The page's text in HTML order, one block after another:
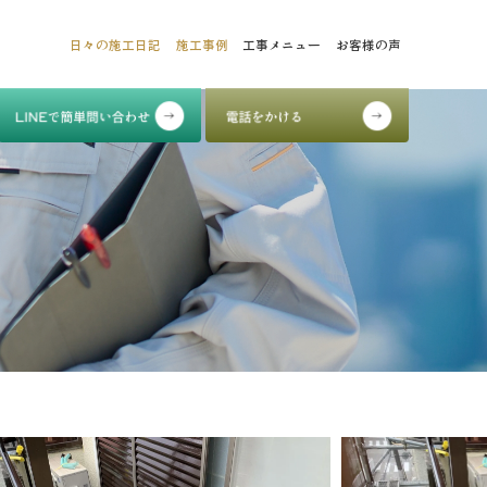
日々の施工日記 施工事例 工事メニュー お客様の声